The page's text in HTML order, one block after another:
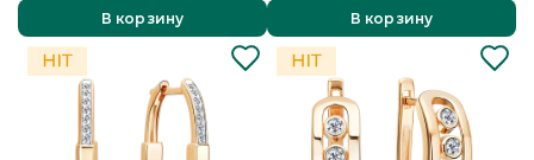
В корзину
В корзину